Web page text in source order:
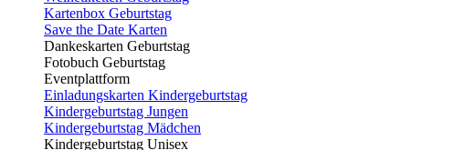
Kartenbox Geburtstag
Save the Date Karten
Dankeskarten Geburtstag
Fotobuch Geburtstag
Eventplattform
Einladungskarten Kindergeburtstag
Kindergeburtstag Jungen
Kindergeburtstag Mädchen
Kindergeburtstag Unisex